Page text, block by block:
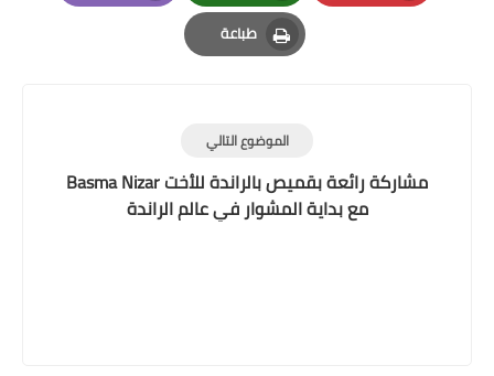
Pinterest
Whatsapp
Email
طباعة
Print
الموضوع التالي
مع بداية المشوار في عالم الراندة